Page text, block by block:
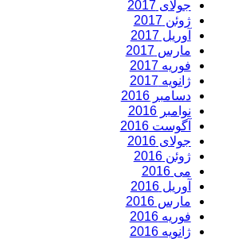
جولای 2017
ژوئن 2017
آوریل 2017
مارس 2017
فوریه 2017
ژانویه 2017
دسامبر 2016
نوامبر 2016
آگوست 2016
جولای 2016
ژوئن 2016
می 2016
آوریل 2016
مارس 2016
فوریه 2016
ژانویه 2016